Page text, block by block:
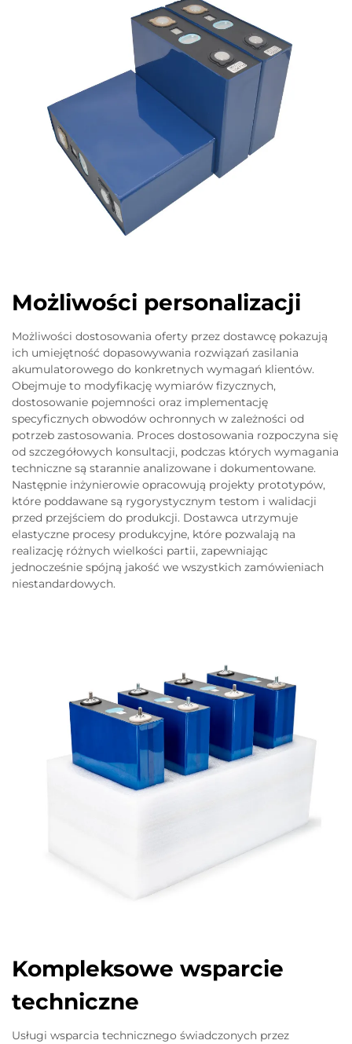
Możliwości personalizacji
Możliwości dostosowania oferty przez dostawcę pokazują
ich umiejętność dopasowywania rozwiązań zasilania
akumulatorowego do konkretnych wymagań klientów.
Obejmuje to modyfikację wymiarów fizycznych,
dostosowanie pojemności oraz implementację
specyficznych obwodów ochronnych w zależności od
potrzeb zastosowania. Proces dostosowania rozpoczyna się
od szczegółowych konsultacji, podczas których wymagania
techniczne są starannie analizowane i dokumentowane.
Następnie inżynierowie opracowują projekty prototypów,
które poddawane są rygorystycznym testom i walidacji
przed przejściem do produkcji. Dostawca utrzymuje
elastyczne procesy produkcyjne, które pozwalają na
realizację różnych wielkości partii, zapewniając
jednocześnie spójną jakość we wszystkich zamówieniach
niestandardowych.
Kompleksowe wsparcie
techniczne
Usługi wsparcia technicznego świadczonych przez